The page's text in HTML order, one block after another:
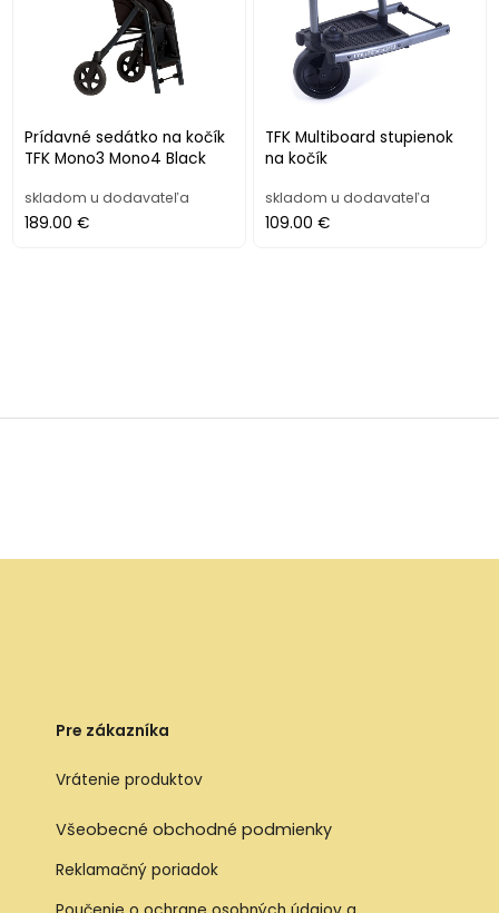
Prídavné sedátko na kočík
TFK Mono3 Mono4 Black
skladom u dodavateľa
189.00 €
TFK Multiboard stupienok
na kočík
skladom u dodavateľa
109.00 €
Pre zákazníka
Vrátenie produktov
Všeobecné obchodné podmienky
Reklamačný poriadok